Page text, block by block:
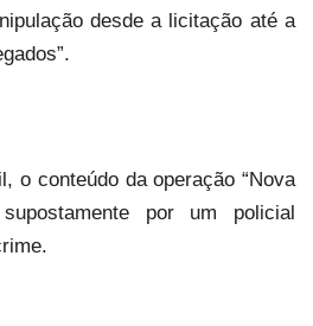
desde a licitação até a
o conteúdo da operação “Nova
por um policial